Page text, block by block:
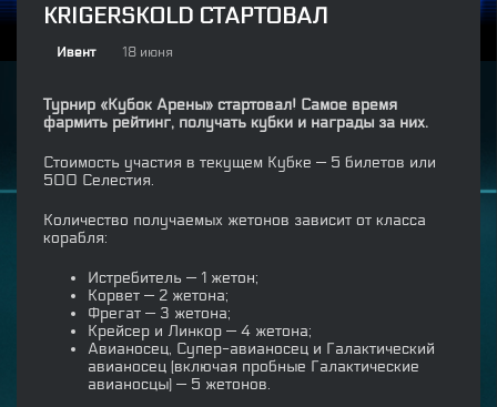
KRIGERSKOLD СТАРТОВАЛ
Ивент 18 июня
Турнир «Кубок Арены» стартовал! Самое время
фармить рейтинг, получать кубки и награды за них.
Стоимость участия в текущем Кубке — 5 билетов или
500 Селестия.
Количество получаемых жетонов зависит от класса
корабля:
Истребитель — 1 жетон;
Корвет — 2 жетона;
Фрегат — 3 жетона;
Крейсер и Линкор — 4 жетона;
Авианосец, Супер-авианосец и Галактический
авианосец (включая пробные Галактические
авианосцы) — 5 жетонов.